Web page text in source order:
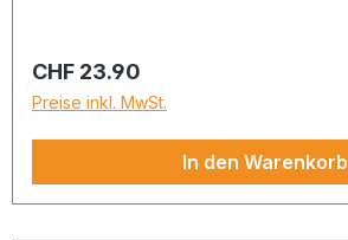
Regulärer Preis:
CHF 23.90
Preise inkl. MwSt.
In den Warenkorb